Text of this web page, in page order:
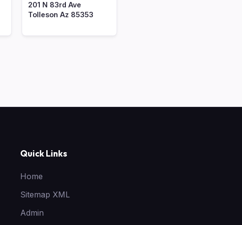
201 N 83rd Ave
Tolleson Az 85353
Quick Links
Home
Sitemap XML
Admin